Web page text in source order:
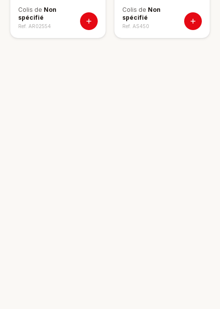
Colis de Non
spécifié
Ref. AR02554
Colis de Non
spécifié
Ref. AS450